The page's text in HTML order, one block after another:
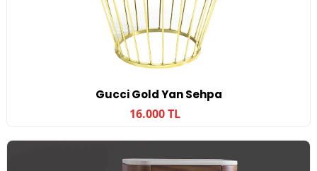
Gucci Gold Yan Sehpa
16.000 TL